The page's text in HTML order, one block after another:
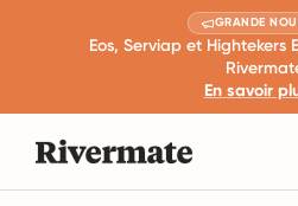
GRANDE
Eos, Serviap et Hightekers
En savoir